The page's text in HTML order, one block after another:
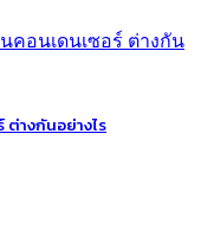
ต่างกันอย่างไร